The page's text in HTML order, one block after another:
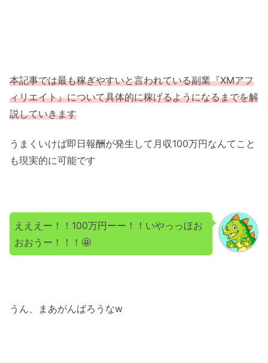
本記事では最も稼ぎやすいと言われている副業『XMアフ
ィリエイト』について具体的に稼げるようになるまでを解
説していきます
うまくいけば即日報酬が発生して月収100万円なんてこと
も現実的に可能です
えええー！！100万円ーー！！いやっっほお
おおうー！！！🤩
うん、まあがんばろうなw